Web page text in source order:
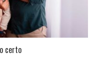
certo